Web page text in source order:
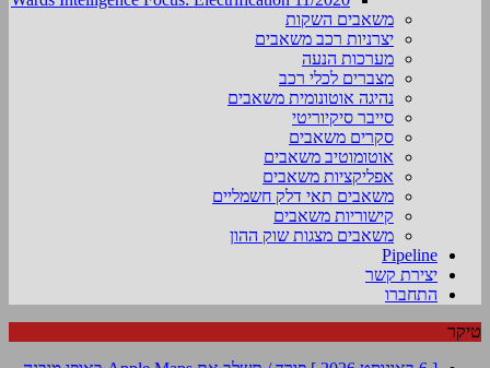
משאבים השקות
יצרניות רכב משאבים
מערכות הנעה
מצברים לכלי רכב
נהיגה אוטונומית משאבים
סייבר סיקיוריטי
סקרים משאבים
אוטומוטיב משאבים
אפליקציות משאבים
משאבים תאי דלק חשמליים
קישוריות משאבים
משאבים מצגות שוק ההון
Pipeline
יצירת קשר
התחברו
טיקר